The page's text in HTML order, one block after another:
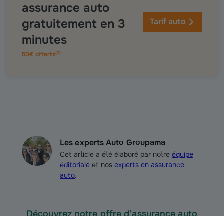
assurance auto
gratuitement en 3
minutes
50€ offerts(2)
Tarif auto
Les experts Auto Groupama
Cet article a été élaboré par notre équipe
éditoriale et nos experts en assurance
auto.